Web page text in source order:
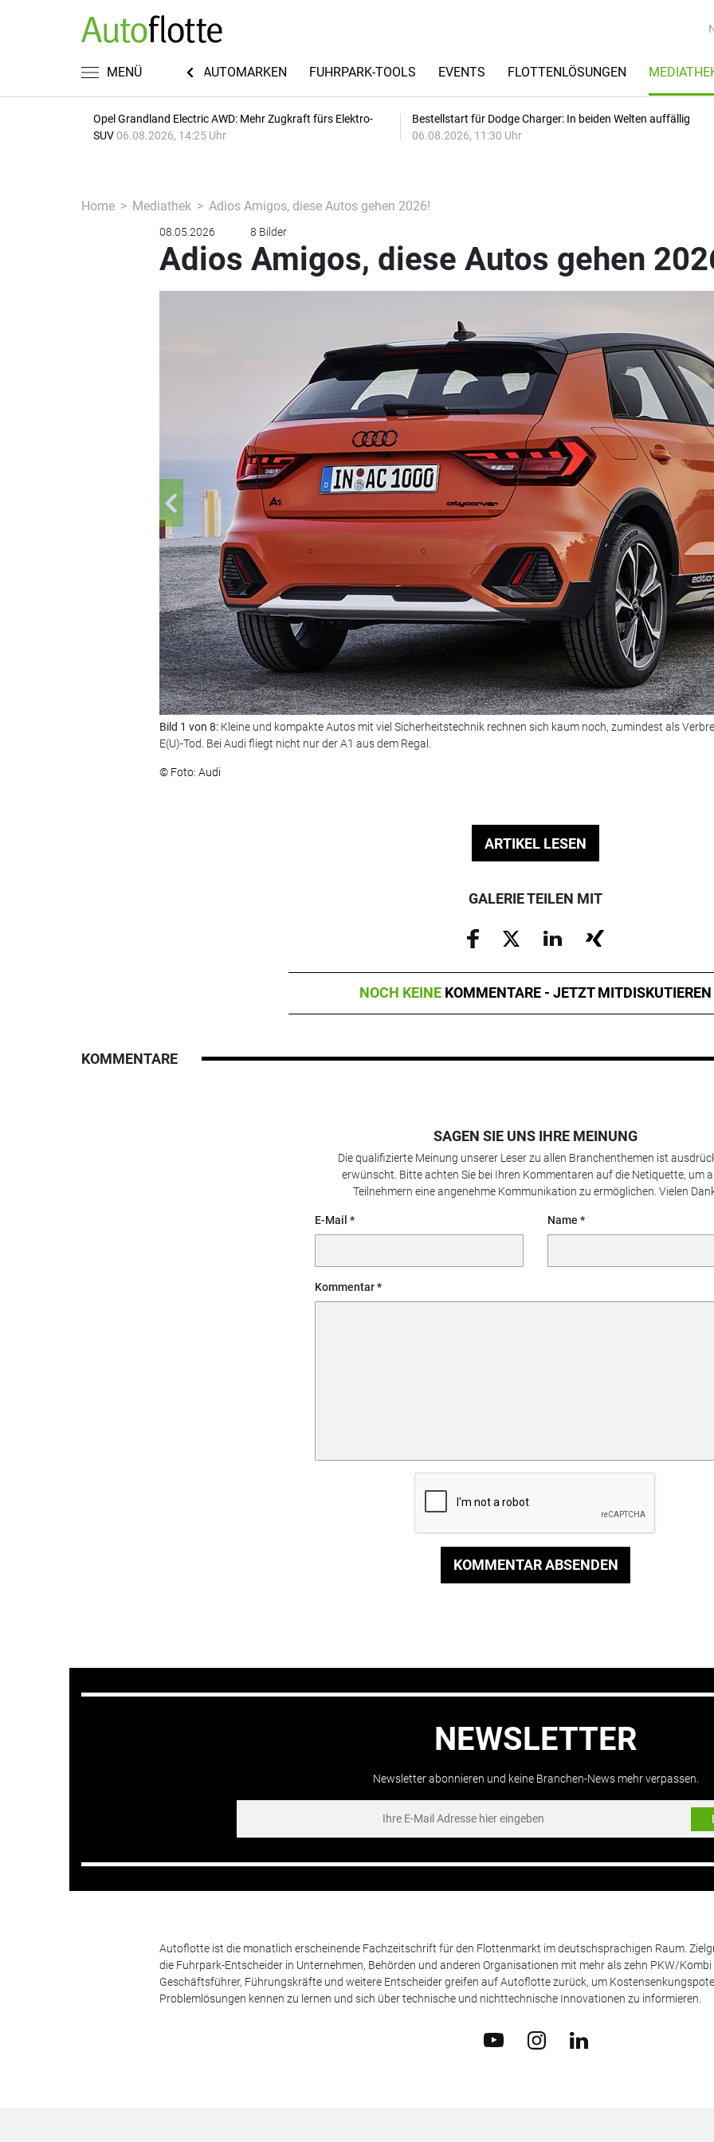
MENÜ
RECHT & STEUERN AUTOMARKEN FUHRPARK-TOOLS EVENTS FLOTTENLÖSUNGEN
Opel Grandland Electric AWD: Mehr Zugkraft fürs Elektro-
SUV 06.08.2026, 14:25 Uhr
Bestellstart für Dodge Charger: In beiden Welten auffällig
06.08.2026, 11:30 Uhr
Home Mediathek Adios Amigos, diese Autos gehen 2026!
08.05.2026 8 Bilder
Adios Amigos, diese Autos gehen
Bild 1 von 8: Kleine und kompakte Autos mit viel Sicherheitstechnik rechnen sich kaum noch, zumindest als
E(U)-Tod. Bei Audi fliegt nicht nur der A1 aus dem Regal.
© Foto: Audi
ARTIKEL LESEN
GALERIE TEILEN MIT
NOCH KEINE KOMMENTARE - JETZT MITDISKUTIEREN
KOMMENTARE
SAGEN SIE UNS IHRE MEINUNG
Die qualifizierte Meinung unserer Leser zu allen Branchenthemen ist
erwünscht. Bitte achten Sie bei Ihren Kommentaren auf die Netiquette, um
Teilnehmern eine angenehme Kommunikation zu ermöglichen. Vielen
E-Mail Name
Kommentar
KOMMENTAR ABSENDEN
NEWSLETTER
Newsletter abonnieren und keine Branchen-News mehr verpassen.
Autoflotte ist die monatlich erscheinende Fachzeitschrift für den Flottenmarkt im deutschsprachigen Raum.
die Fuhrpark-Entscheider in Unternehmen, Behörden und anderen Organisationen mit mehr als zehn PKW/
Geschäftsführer, Führungskräfte und weitere Entscheider greifen auf Autoflotte zurück, um
Problemlösungen kennen zu lernen und sich über technische und nichttechnische Innovationen zu informieren.